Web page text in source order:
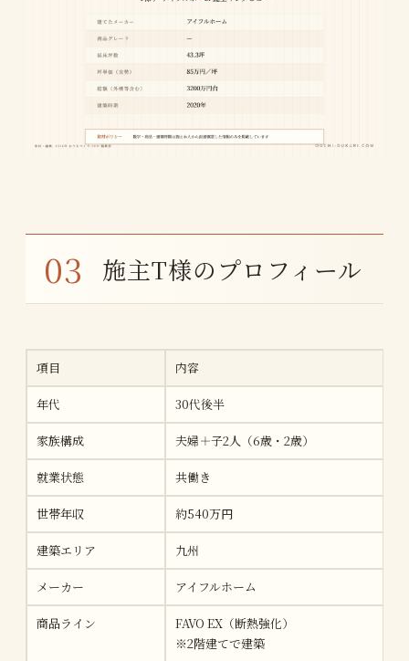
施主T様のプロフィール
項目 内容
年代 30代後半
家族構成 夫婦＋子2人（6歳・2歳）
就業状態 共働き
世帯年収 約540万円
建築エリア 九州
メーカー アイフルホーム
商品ライン
FAVO EX（断熱強化）
※2階建てで建築